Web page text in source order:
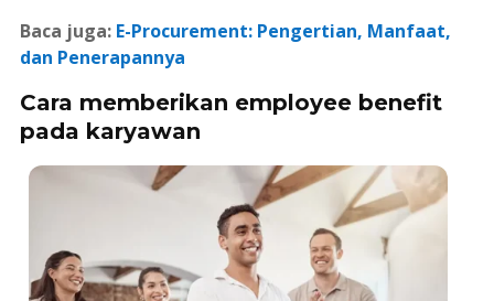
Baca juga: E-Procurement: Pengertian, Manfaat,
dan Penerapannya
Cara memberikan employee benefit
pada karyawan